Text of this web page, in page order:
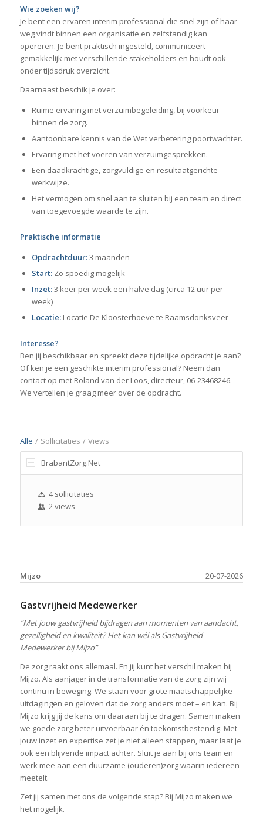
Wie zoeken wij?
Je bent een ervaren interim professional die snel zijn of haar
weg vindt binnen een organisatie en zelfstandig kan
opereren. Je bent praktisch ingesteld, communiceert
gemakkelijk met verschillende stakeholders en houdt ook
onder tijdsdruk overzicht.
Daarnaast beschik je over:
Ruime ervaring met verzuimbegeleiding, bij voorkeur
binnen de zorg.
Aantoonbare kennis van de Wet verbetering poortwachter.
Ervaring met het voeren van verzuimgesprekken.
Een daadkrachtige, zorgvuldige en resultaatgerichte
werkwijze.
Het vermogen om snel aan te sluiten bij een team en direct
van toegevoegde waarde te zijn.
Praktische informatie
Opdrachtduur:3 maanden
Start:Zo spoedig mogelijk
Inzet:3 keer per week een halve dag (circa 12 uur per
week)
Locatie:Locatie De Kloosterhoeve te Raamsdonksveer
Interesse?
Ben jij beschikbaar en spreekt deze tijdelijke opdracht je aan?
Of ken je een geschikte interim professional? Neem dan
contact op met Roland van der Loos, directeur, 06-23468246.
We vertellen je graag meer over de opdracht.
Alle / Sollicitaties / Views
BrabantZorg.Net
4 sollicitaties
2 views
20-07-2026
Mijzo
Gastvrijheid Medewerker
“Met jouw gastvrijheid bijdragen aan momenten van aandacht,
gezelligheid en kwaliteit? Het kan wél als Gastvrijheid
Medewerker bij Mijzo”
De zorg raakt ons allemaal. En jij kunt het verschil maken bij
Mijzo. Als aanjager in de transformatie van de zorg zijn wij
continu in beweging. We staan voor grote maatschappelijke
uitdagingen en geloven dat de zorg anders moet – en kan. Bij
Mijzo krijg jij de kans om daaraan bij te dragen. Samen maken
we goede zorg beter uitvoerbaar én toekomstbestendig. Met
jouw inzet en expertise zet je niet alleen stappen, maar laat je
ook een blijvende impact achter. Sluit je aan bij ons team en
werk mee aan een duurzame (ouderen)zorg waarin iedereen
meetelt.
Zet jij samen met ons de volgende stap? Bij Mijzo maken we
het mogelijk.